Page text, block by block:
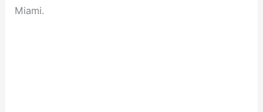
Miami.